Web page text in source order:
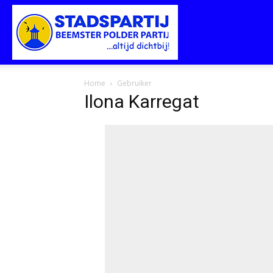
Purmerend-
Home Gebruiker
Ilona Karregat